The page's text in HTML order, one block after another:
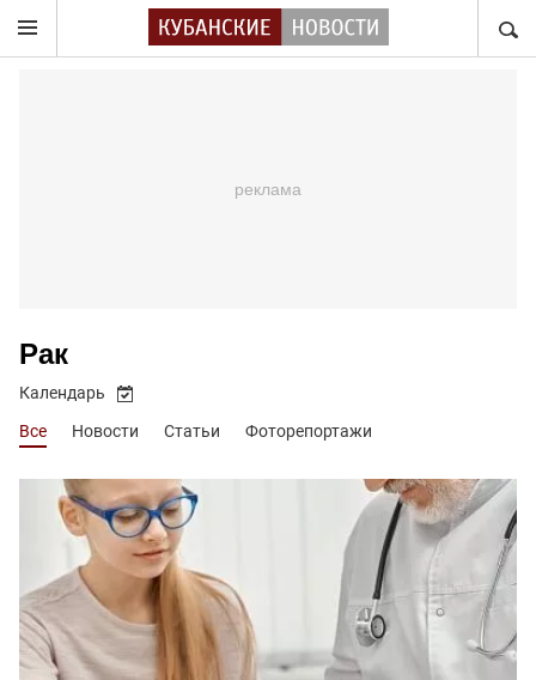
Рак
Все Новости Статьи Фоторепортажи
Календарь